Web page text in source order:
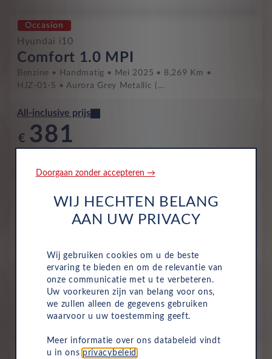
Occasion
Hyundai i10
Comfort 1.0 MPI
Benzine Handmatig Mei 2025
8,269 Km
HJZ-01-S
Aurora Grey Metallic (...
All-inclusive prijs
€ 381
Hyundai i10
Comfort 1.0 MPI
All-inclusive prijs
384
p/m. excl. btw o.b.v 60 mnd en 10,000 km/j
Occasion
Doorgaan zonder accepteren →
WIJ HECHTEN BELANG
AAN UW PRIVACY
Wij gebruiken cookies om u de beste
ervaring te bieden en om de relevantie van
onze communicatie met u te verbeteren.
Uw voorkeuren zijn van belang voor ons,
we zullen alleen de gegevens gebruiken
waarvoor u uw toestemming geeft.
Meer informatie over ons databeleid vindt
u in ons privacybeleid